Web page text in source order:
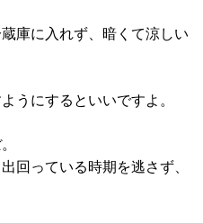
庫に入れず、暗くて涼しい
うにするといいですよ。
回っている時期を逃さず、